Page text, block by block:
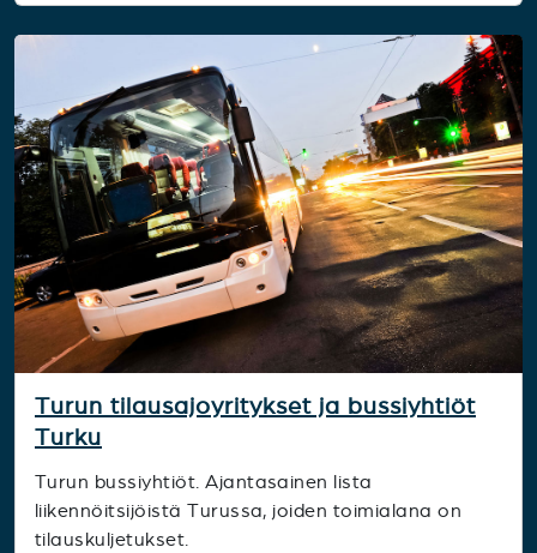
Turun tilausajoyritykset ja bussiyhtiöt
Turku
Turun bussiyhtiöt. Ajantasainen lista
liikennöitsijöistä Turussa, joiden toimialana on
tilauskuljetukset.